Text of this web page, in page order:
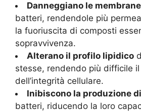
Danneggiano le
batteri, rendendole più
la fuoriuscita di composti
sopravvivenza.
Alterano il profilo lipidico
stesse, rendendo più difficile
dell’integrità cellulare.
Inibiscono la produzione
batteri, riducendo la loro